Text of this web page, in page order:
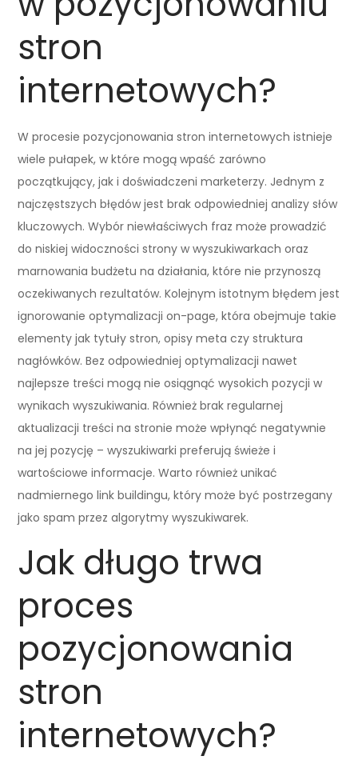
stron
internetowych?
W procesie pozycjonowania stron internetowych istnieje
wiele pułapek, w które mogą wpaść zarówno
początkujący, jak i doświadczeni marketerzy. Jednym z
najczęstszych błędów jest brak odpowiedniej analizy słów
kluczowych. Wybór niewłaściwych fraz może prowadzić
do niskiej widoczności strony w wyszukiwarkach oraz
marnowania budżetu na działania, które nie przynoszą
oczekiwanych rezultatów. Kolejnym istotnym błędem jest
ignorowanie optymalizacji on-page, która obejmuje takie
elementy jak tytuły stron, opisy meta czy struktura
nagłówków. Bez odpowiedniej optymalizacji nawet
najlepsze treści mogą nie osiągnąć wysokich pozycji w
wynikach wyszukiwania. Również brak regularnej
aktualizacji treści na stronie może wpłynąć negatywnie
na jej pozycję – wyszukiwarki preferują świeże i
wartościowe informacje. Warto również unikać
nadmiernego link buildingu, który może być postrzegany
jako spam przez algorytmy wyszukiwarek.
Jak długo trwa
proces
pozycjonowania
stron
internetowych?